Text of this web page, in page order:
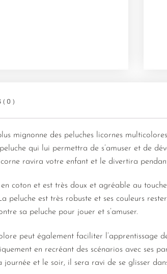
( 0 )
mignonne des peluches licornes
qui lui permettra de s’amuser et de
ravira votre enfant et le divertira
coton et est très doux et agréable au
peluche est très robuste et ses couleurs
sa peluche pour jouer et s’amuser.
peut également faciliter l’apprentissage
en recréant des scénarios avec ses
et le soir, il sera ravi de se glisser